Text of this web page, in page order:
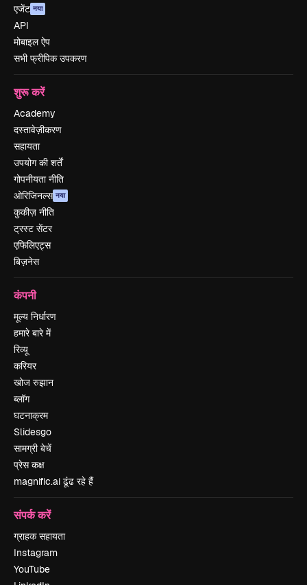
एजेंट नया
API
मोबाइल ऐप
सभी फ्रीपिक उपकरण
शुरू करें
Academy
दस्तावेज़ीकरण
सहायता
उपयोग की शर्तें
गोपनीयता नीति
ओरिजिनल्स नया
कुकीज़ नीति
ट्रस्ट सेंटर
एफिलिएट्स
बिज़नेस
कंपनी
मूल्य निर्धारण
हमारे बारे में
रिव्यू
करियर
खोज रुझान
ब्लॉग
घटनाक्रम
Slidesgo
सामग्री बेचें
प्रेस कक्ष
magnific.ai ढूंढ रहे हैं
संपर्क करें
ग्राहक सहायता
Instagram
YouTube